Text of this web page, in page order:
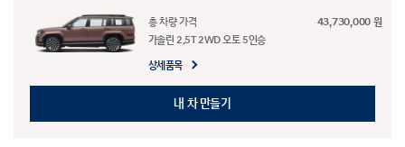
총 차량 가격
43,730,000 원
가솔린 2.5T 2WD 오토 5인승
상세품목
내 차 만들기